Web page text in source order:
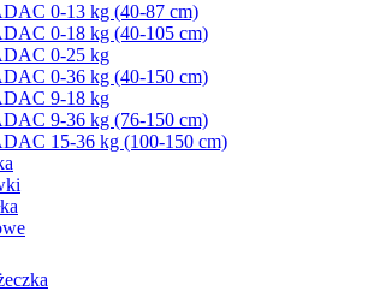
0-13 kg (40-87 cm)
0-18 kg (40-105 cm)
0-25 kg
0-36 kg (40-150 cm)
9-18 kg
9-36 kg (76-150 cm)
15-36 kg (100-150 cm)